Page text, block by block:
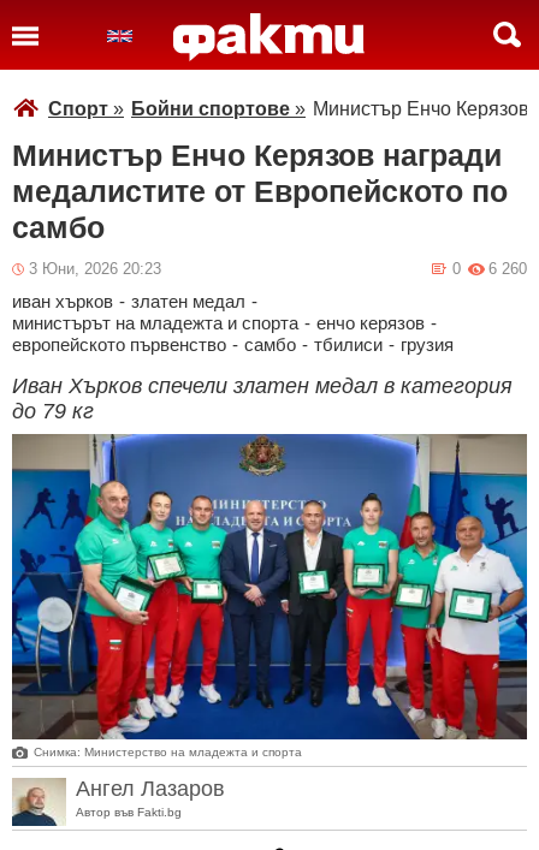
Спорт » Бойни спортове » Министър Енчо Керязов
Министър Енчо Керязов награди
медалистите от Европейското по
самбо
3 Юни, 2026 20:23 6 260
0
иван хърков - златен медал -
министърът на младежта и спорта - енчо керязов -
европейското първенство - самбо - тбилиси - грузия
Иван Хърков спечели златен медал в категория
до 79 кг
Снимка: Министерство на младежта и спорта
Ангел Лазаров
Автор във Fakti.bg